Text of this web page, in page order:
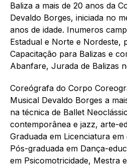
Baliza a mais de 20 anos da
Devaldo Borges, iniciada no
anos de idade. Inumeros
Estadual e Norte e Nordeste,
Capacitação para Balizas e
Abanfare, Jurada de Balizas
Coreógrafa do Corpo
Musical Devaldo Borges a
na técnica de Ballet
contemporânea e jazz, arte-
Graduada em Licenciatura
Pós-graduada em Dança-
em Psicomotricidade, Mestra